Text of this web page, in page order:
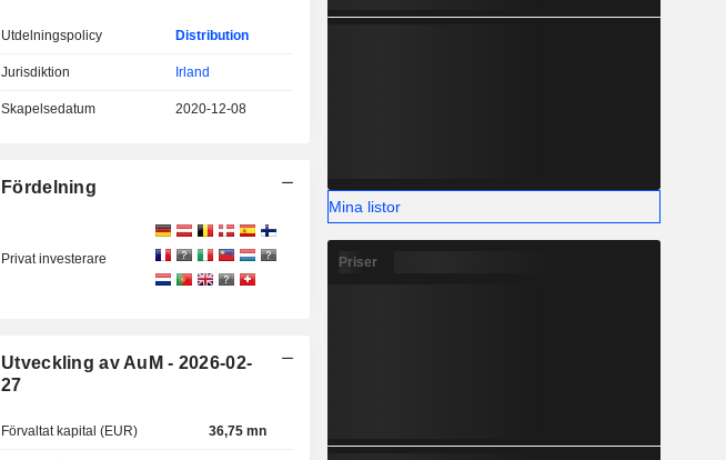
Utdelningspolicy Distribution
Jurisdiktion Irland
Skapelsedatum 2020-12-08
Fördelning
Privat investerare
Utveckling av AuM - 2026-02-
27
Förvaltat kapital (EUR) 36,75 mn
Mina listor
Priser